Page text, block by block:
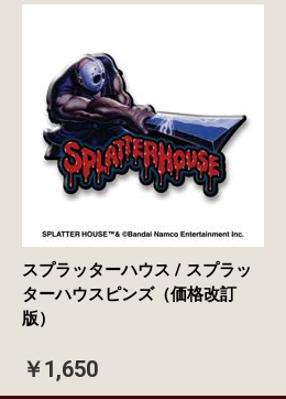
スプラッターハウス / スプラッ
ターハウスピンズ（価格改訂
版）
￥1,650